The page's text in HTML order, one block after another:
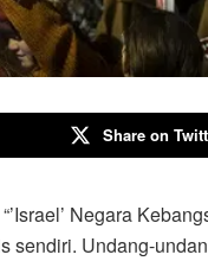
Share on
Negara
sendiri. Undang-